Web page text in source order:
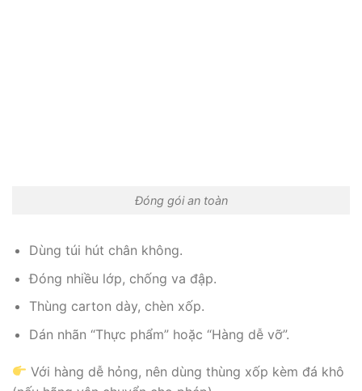
Đóng gói an toàn
Dùng túi hút chân không.
Đóng nhiều lớp, chống va đập.
Thùng carton dày, chèn xốp.
Dán nhãn “Thực phẩm” hoặc “Hàng dễ vỡ”.
Với hàng dễ hỏng, nên dùng thùng xốp kèm đá khô